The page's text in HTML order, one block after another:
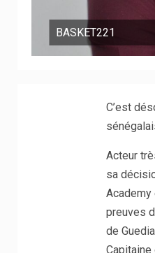
BASKET221
C’est
Acteur
sa
Academy
preuves
de